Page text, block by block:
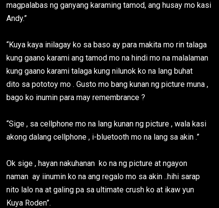
magpalabas ng ganyang karaming tamod, ang husay mo kasi
Andy.”
“Kuya kaya inilagay ko sa baso ay para makita mo rin talaga
kung gaano karami ang tamod mo na hindi mo na malalaman
kung gaano karami talaga kung nilunok ko na lang buhat
dito sa pototoy mo . Gusto mo bang kunan ng picture muna ,
bago ko inumin para may remembrance ?
“Sige , sa cellphone mo na lang kunan ng picture , wala kasi
akong dalang cellphone , i-bluetooth mo na lang sa akin .”
Ok sige , hayan nakuhanan ko na ng picture at ngayon
naman ay iinumin ko na ang regalo mo sa akin ..hihi sarap
nito lalo na at galing pa sa ultimate crush ko at ikaw yun
Kuya Roden”.